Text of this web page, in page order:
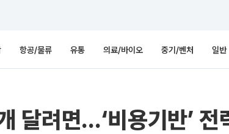
항공/물류 유통 의료/바이오 중기/벤처 일반
달려면…‘비용기반’ 전